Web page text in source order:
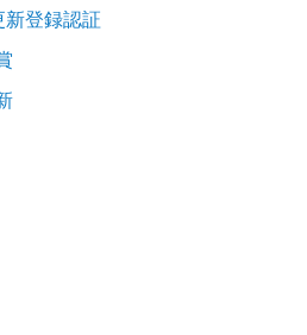
新登録認証